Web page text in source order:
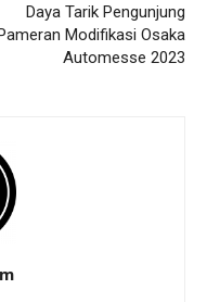
Daya Tarik Pengunjung
Modifikasi Osaka
Automesse 2023